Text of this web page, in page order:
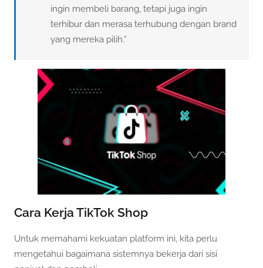
ingin membeli barang, tetapi juga ingin
terhibur dan merasa terhubung dengan brand
yang mereka pilih.”
Cara Kerja TikTok Shop
Untuk memahami kekuatan platform ini, kita perlu
mengetahui bagaimana sistemnya bekerja dari sisi